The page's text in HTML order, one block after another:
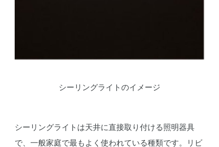
シーリングライトのイメージ
シーリングライトは天井に直接取り付ける照明器具
で、一般家庭で最もよく使われている種類です。リビ